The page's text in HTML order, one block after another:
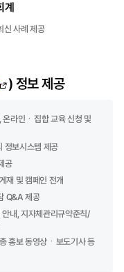
계
신 사례 제공
) 정보 제공
라인ㆍ집합 교육 신청 및
정보시스템 제공
공
재 및 캠페인 전개
Q&A 제공
내, 지자체관리규약준칙/
홍보 동영상ㆍ보도기사 등